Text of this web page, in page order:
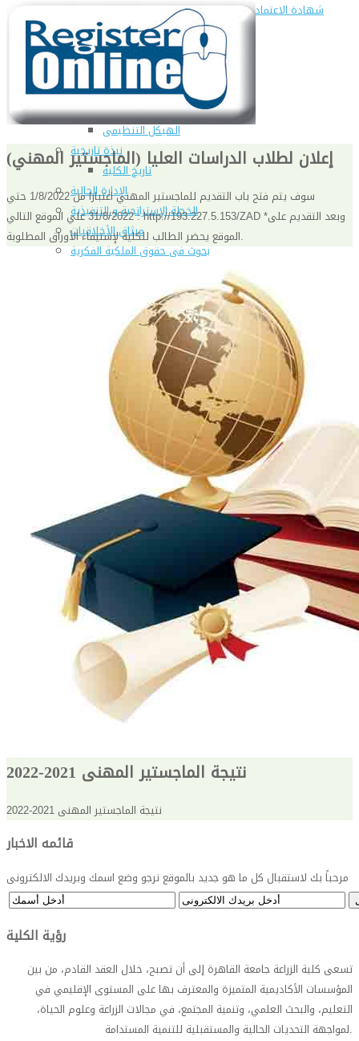
شهادة الاعتماد من الهيئة القومية لضمان جودة التعليم و
الاعتماد
الإدارة
كلمة عميد الكلية
مجلس الكلية
رؤساء الأقسام العلمية
الهيكل التنظيمى
نبذة تاريخية
تاريخ الكلية
الإدارة الحالية
الخطة الإستراتجية و التنفيذية
ميثاق الأخلاقيات
بحوث فى حقوق الملكية الفكرية
البريد الإلكترونى لإدارات و مراكز الكلية
إعلان لطلاب الدراسات العليا (الماجستير المهني)
سوف يتم فتح باب التقديم للماجستير المهني اعتبارا من 1/8/2022 حتي
31/8/2022 علي الموقع التالي : http://193.227.5.153/ZAD *وبعد التقديم على
الموقع يحضر الطالب للكلية لإستيفاء الأوراق المطلوبة.
نتيجة الماجستير المهنى 2021-2022
نتيجة الماجستير المهنى 2021-2022
قائمه الاخبار
مرحباً بك لاستقبال كل ما هو جديد بالموقع نرجو وضع اسمك وبريدك الالكترونى
رؤية الكلية
تسعى كلية الزراعة جامعة القاهرة إلى أن تصبح، خلال العقد القادم، من بين
المؤسسات الأكاديمية المتميزة والمعترف بها على المستوى الإقليمي في
التعليم، والبحث العلمي، وتنمية المجتمع، في مجالات الزراعة وعلوم الحياة،
لمواجهة التحديات الحالية والمستقبلية للتنمية المستدامة.